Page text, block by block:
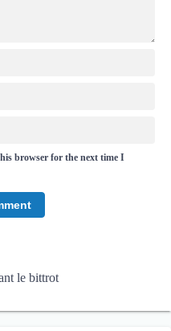
browser for the next time I
le bittrot